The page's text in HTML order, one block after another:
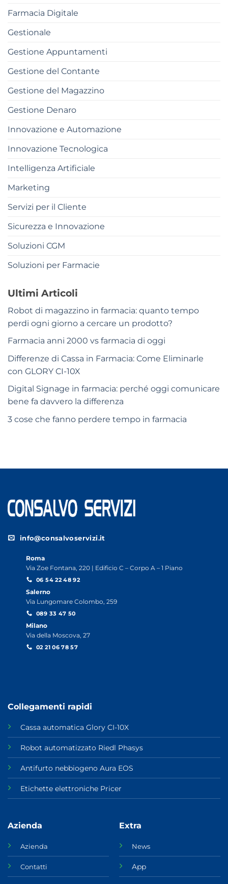
Farmacia Digitale
Gestionale
Gestione Appuntamenti
Gestione del Contante
Gestione del Magazzino
Gestione Denaro
Innovazione e Automazione
Innovazione Tecnologica
Intelligenza Artificiale
Marketing
Servizi per il Cliente
Sicurezza e Innovazione
Soluzioni CGM
Soluzioni per Farmacie
Ultimi Articoli
Robot di magazzino in farmacia: quanto tempo
perdi ogni giorno a cercare un prodotto?
Farmacia anni 2000 vs farmacia di oggi
Differenze di Cassa in Farmacia: Come Eliminarle
con GLORY CI-10X
Digital Signage in farmacia: perché oggi comunicare
bene fa davvero la differenza
3 cose che fanno perdere tempo in farmacia
info@consalvoservizi.it
Roma
Via Zoe Fontana, 220 | Edificio C – Corpo A – 1 Piano
06 54 22 48 92
Salerno
Via Lungomare Colombo, 259
089 33 47 50
Milano
Via della Moscova, 27
02 21 06 78 57
Collegamenti rapidi
Cassa automatica Glory CI-10X
Robot automatizzato Riedl Phasys
Antifurto nebbiogeno Aura EOS
Etichette elettroniche Pricer
Azienda
Azienda
Contatti
Extra
News
App